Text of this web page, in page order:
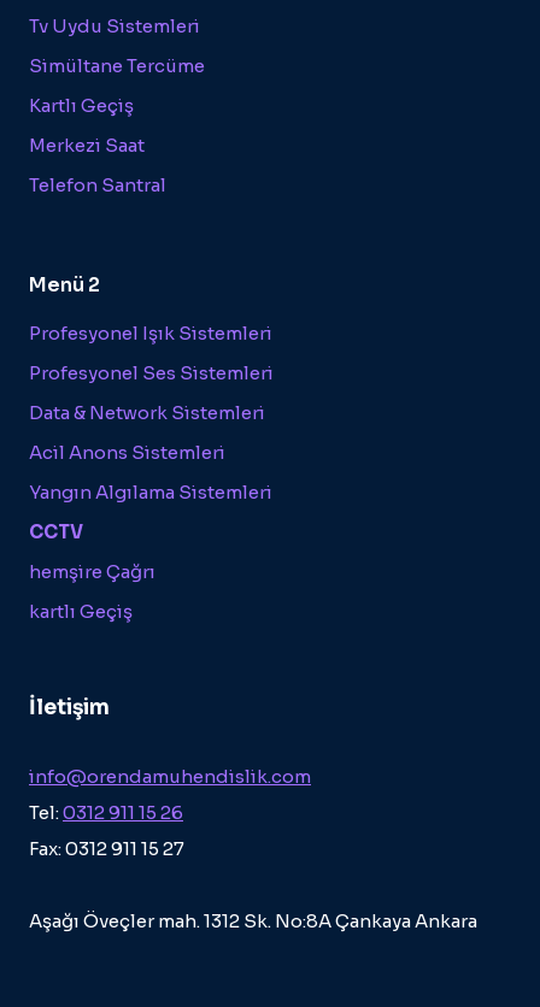
Tv Uydu Sistemleri
Simültane Tercüme
Kartlı Geçiş
Merkezi Saat
Telefon Santral
Menü 2
Profesyonel Işık Sistemleri
Profesyonel Ses Sistemleri
Data & Network Sistemleri
Acil Anons Sistemleri
Yangın Algılama Sistemleri
CCTV
hemşire Çağrı
kartlı Geçiş
İletişim
info@orendamuhendislik.com
Tel:0312 911 15 26
Fax: 0312 911 15 27
Aşağı Öveçler mah. 1312 Sk. No:8A Çankaya Ankara